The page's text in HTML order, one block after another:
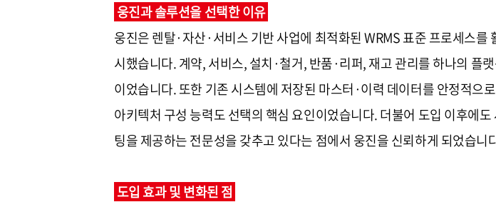
웅진과 솔루션을 선택한 이유
웅진은 렌탈·자산·서비스 기반 사업에 최적화된 WRMS 표준 프로세스
시했습니다. 계약, 서비스, 설치·철거, 반품·리퍼, 재고 관리를 하나의 플
이었습니다. 또한 기존 시스템에 저장된 마스터·이력 데이터를 안정적으
아키텍처 구성 능력도 선택의 핵심 요인이었습니다. 더불어 도입 이후에
팅을 제공하는 전문성을 갖추고 있다는 점에서 웅진을 신뢰하게 되었습니
도입 효과 및 변화된 점